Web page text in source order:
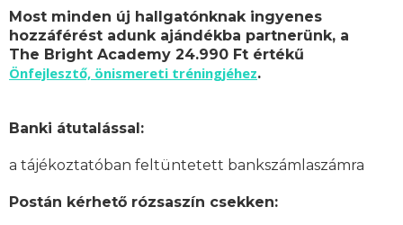
Most minden új hallgatónknak ingyenes
hozzáférést adunk ajándékba partnerünk, a
The Bright Academy 24.990 Ft értékű
Önfejlesztő, önismereti tréningjéhez.
Banki átutalással:
a tájékoztatóban feltüntetett bankszámlaszámra
Postán kérhető rózsaszín csekken: